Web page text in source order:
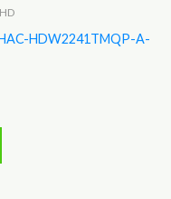
HDW2241TMQP-A-